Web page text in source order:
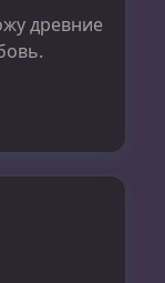
древние